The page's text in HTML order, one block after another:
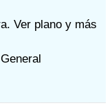
Ver plano y más